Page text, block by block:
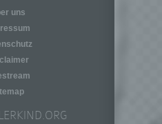
uns
Daten
zusätzlicher
mehr einer spezifischen
zugeordnet werden
zusätzlichen
aufbewahrt werden
die gewährleisten,